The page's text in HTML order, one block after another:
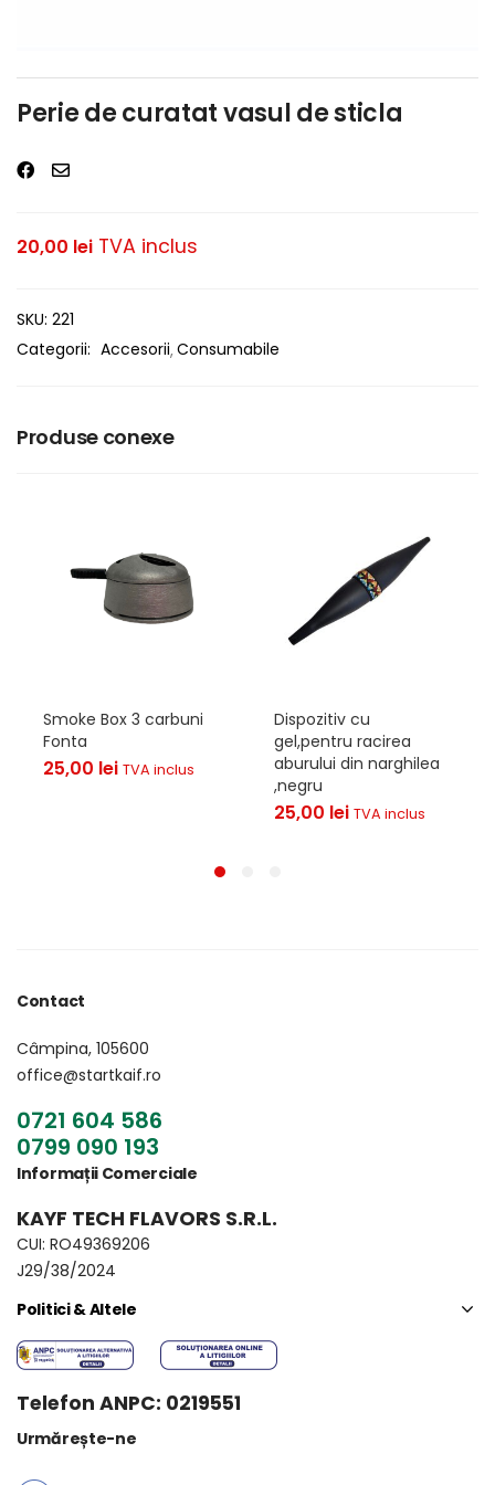
Perie de curatat vasul de sticla
20,00 lei TVA inclus
SKU: 221
Categorii: Accesorii Consumabile
Produse conexe
Smoke Box 3 carbuni
Fonta
25,00 lei TVA inclus
Dispozitiv cu
gel,pentru racirea
aburului din narghilea
,negru
25,00 lei TVA inclus
Contact
Câmpina, 105600
office@startkaif.ro
0721 604 586
0799 090 193
Informații Comerciale
KAYF TECH FLAVORS S.R.L.
CUI: RO49369206
J29/38/2024
Politici & Altele
Telefon ANPC: 0219551
Urmărește-ne